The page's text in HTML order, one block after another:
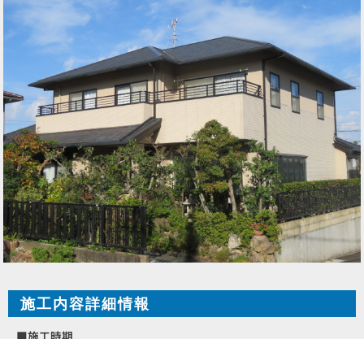
施工内容詳細情報